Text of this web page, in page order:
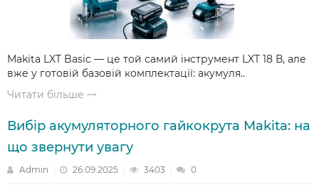
Makita LXT Basic — це той самий інструмент LXT 18 В, але
вже у готовій базовій комплектації: акумуля..
Читати більше
Вибір акумуляторного гайкокрута Makita: на
що звернути увагу
Admin 26.09.2025 3403 0